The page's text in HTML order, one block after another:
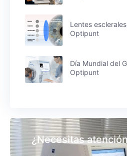
Lentes
Optipunt
Día Mundial del
Optipunt
¿Necesitas